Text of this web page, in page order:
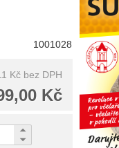
1001028
Kč bez DPH
Kč